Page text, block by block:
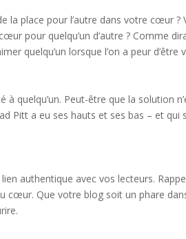
la place pour l’autre dans votre cœur ?
pour quelqu’un d’autre ? Comme
quelqu’un lorsque l’on a peur d’être
quelqu’un. Peut-être que la solution
Pitt a eu ses hauts et ses bas – et qui
authentique avec vos lecteurs.
cœur. Que votre blog soit un phare